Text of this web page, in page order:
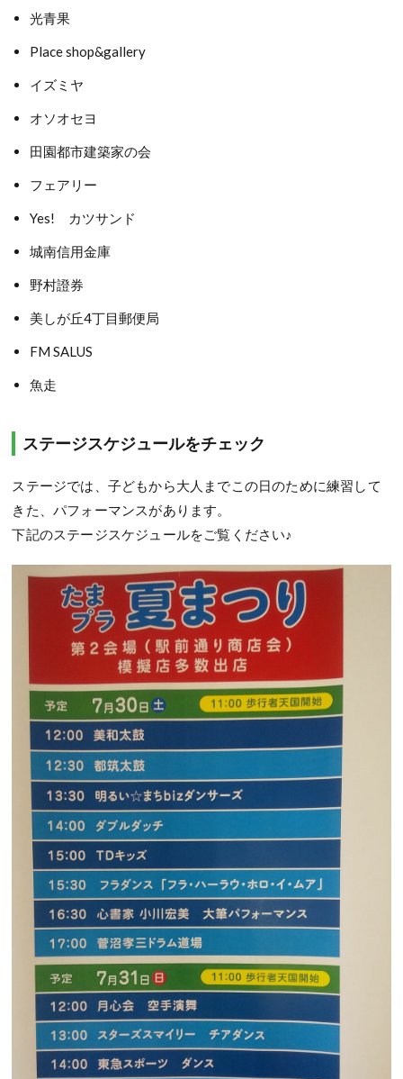
光青果
Place shop&gallery
イズミヤ
オソオセヨ
田園都市建築家の会
フェアリー
Yes! カツサンド
城南信用金庫
野村證券
美しが丘4丁目郵便局
FM SALUS
魚走
ステージスケジュールをチェック
ステージでは、子どもから大人までこの日のために練習して
きた、パフォーマンスがあります。
下記のステージスケジュールをご覧ください♪